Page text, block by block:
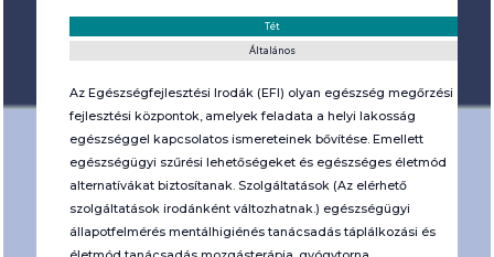
Tét
Általános
Az Egészségfejlesztési Irodák (EFI) olyan egészség megőrzési és
fejlesztési központok, amelyek feladata a helyi lakosság
egészséggel kapcsolatos ismereteinek bővítése. Emellett
egészségügyi szűrési lehetőségeket és egészséges életmód
alternatívákat biztosítanak. Szolgáltatások (Az elérhető
szolgáltatások irodánként változhatnak.) egészségügyi
állapotfelmérés mentálhigiénés tanácsadás táplálkozási és